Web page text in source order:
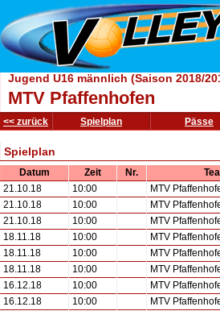
Jugend U16 männlich (Saison 2018/
MTV Pfaffenhofen
<< zurück Spielplan Pässe
Spielplan
Datum Zeit Nr.
21.10.18
10:00
MTV
21.10.18
10:00
MTV
21.10.18
10:00
MTV
18.11.18
10:00
MTV
18.11.18
10:00
MTV
18.11.18
10:00
MTV
16.12.18
10:00
MTV
16.12.18
10:00
MTV